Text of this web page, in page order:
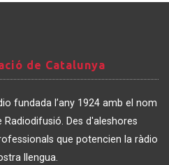
de Catalunya
fundada l’any 1924 amb el nom
Radiodifusió. Des d'aleshores
que potencien la ràdio
llengua.